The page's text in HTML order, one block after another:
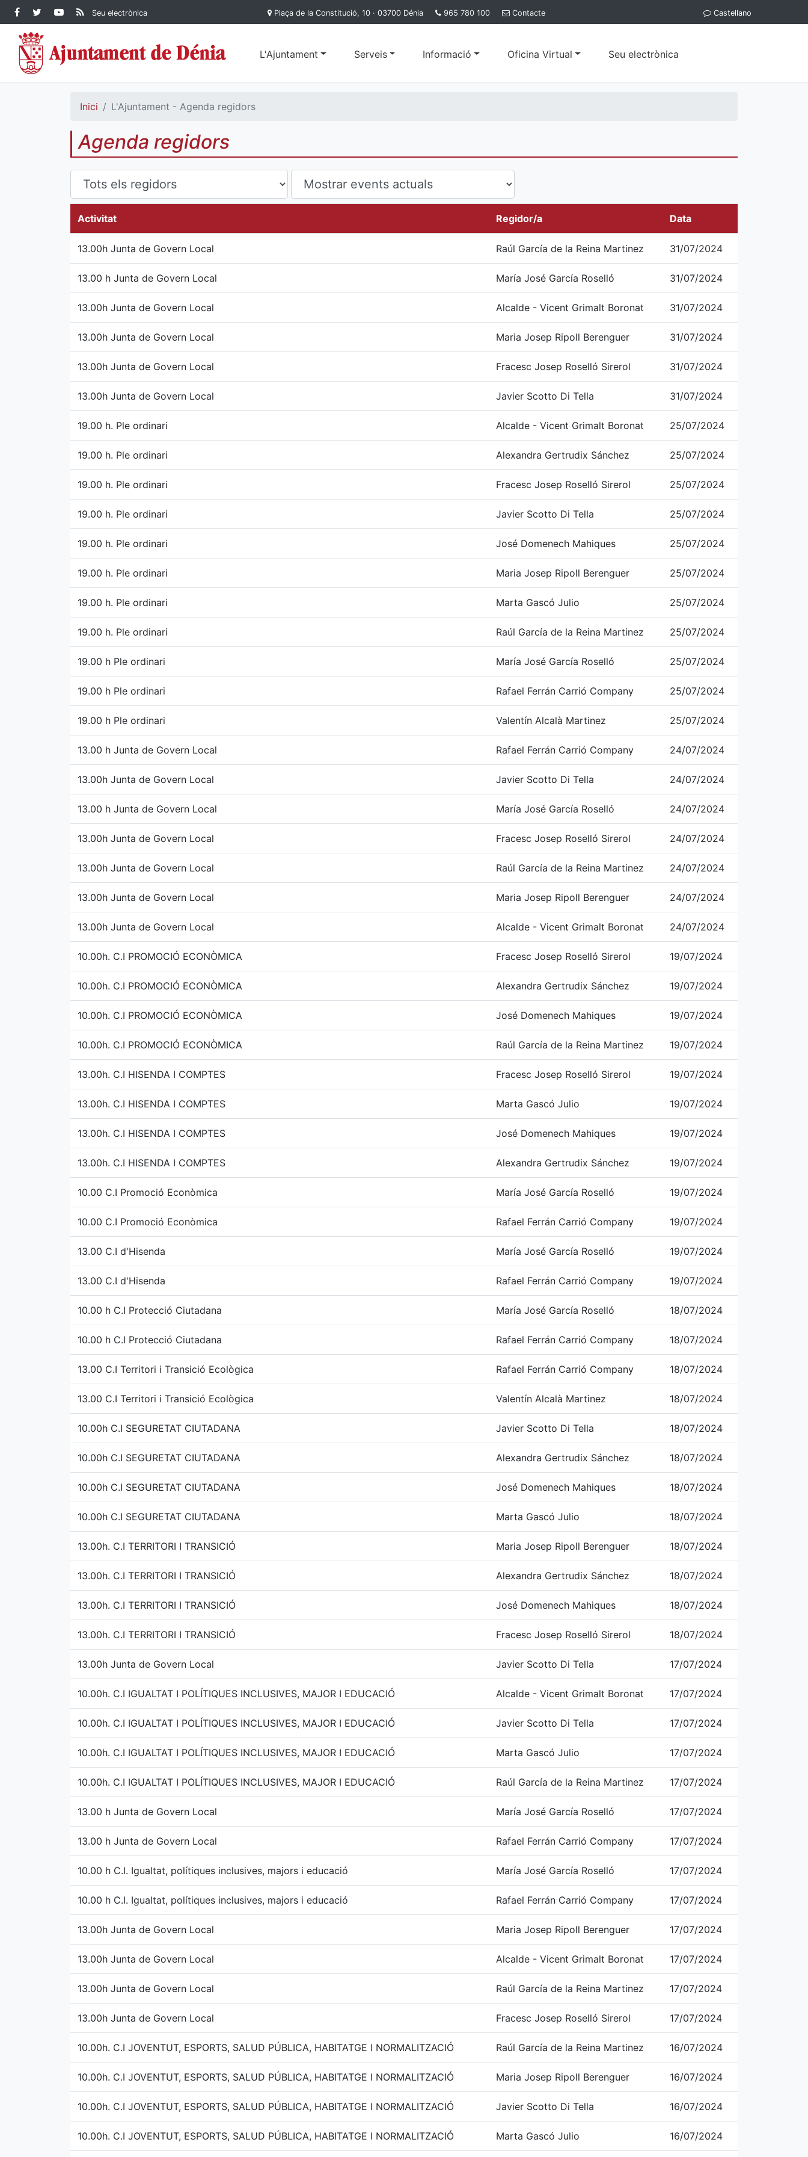
Contingut principal
Facebook Ajuntament de
Dénia
Twitter Ajuntament de
Dénia
YouTube Ajuntament
de Dénia
RSS Actualitat
Ajuntament de
Seu electrònica Plaça de la Constitució, 10 · 03700 Dénia 965 780 100 Contacte Castellano
L'Ajuntament Serveis Informació Oficina Virtual Seu electrònica
Inici L'Ajuntament - Agenda regidors
Agenda regidors
Activitat Regidor/a Data
13.00h Junta de Govern Local Raúl García de la Reina Martinez 31/07/2024
13.00 h Junta de Govern Local María José García Roselló 31/07/2024
13.00h Junta de Govern Local Alcalde - Vicent Grimalt Boronat 31/07/2024
13.00h Junta de Govern Local Maria Josep Ripoll Berenguer 31/07/2024
13.00h Junta de Govern Local Fracesc Josep Roselló Sirerol 31/07/2024
13.00h Junta de Govern Local Javier Scotto Di Tella 31/07/2024
19.00 h. Ple ordinari Alcalde - Vicent Grimalt Boronat 25/07/2024
19.00 h. Ple ordinari Alexandra Gertrudix Sánchez 25/07/2024
19.00 h. Ple ordinari Fracesc Josep Roselló Sirerol 25/07/2024
19.00 h. Ple ordinari Javier Scotto Di Tella 25/07/2024
19.00 h. Ple ordinari José Domenech Mahiques 25/07/2024
19.00 h. Ple ordinari Maria Josep Ripoll Berenguer 25/07/2024
19.00 h. Ple ordinari Marta Gascó Julio 25/07/2024
19.00 h. Ple ordinari Raúl García de la Reina Martinez 25/07/2024
19.00 h Ple ordinari María José García Roselló 25/07/2024
19.00 h Ple ordinari Rafael Ferrán Carrió Company 25/07/2024
19.00 h Ple ordinari Valentín Alcalà Martinez 25/07/2024
13.00 h Junta de Govern Local Rafael Ferrán Carrió Company 24/07/2024
13.00h Junta de Govern Local Javier Scotto Di Tella 24/07/2024
13.00 h Junta de Govern Local María José García Roselló 24/07/2024
13.00h Junta de Govern Local Fracesc Josep Roselló Sirerol 24/07/2024
13.00h Junta de Govern Local Raúl García de la Reina Martinez 24/07/2024
13.00h Junta de Govern Local Maria Josep Ripoll Berenguer 24/07/2024
13.00h Junta de Govern Local Alcalde - Vicent Grimalt Boronat 24/07/2024
10.00h. C.I PROMOCIÓ ECONÒMICA Fracesc Josep Roselló Sirerol 19/07/2024
10.00h. C.I PROMOCIÓ ECONÒMICA Alexandra Gertrudix Sánchez 19/07/2024
10.00h. C.I PROMOCIÓ ECONÒMICA José Domenech Mahiques 19/07/2024
10.00h. C.I PROMOCIÓ ECONÒMICA Raúl García de la Reina Martinez 19/07/2024
13.00h. C.I HISENDA I COMPTES Fracesc Josep Roselló Sirerol 19/07/2024
13.00h. C.I HISENDA I COMPTES Marta Gascó Julio 19/07/2024
13.00h. C.I HISENDA I COMPTES José Domenech Mahiques 19/07/2024
13.00h. C.I HISENDA I COMPTES Alexandra Gertrudix Sánchez 19/07/2024
10.00 C.I Promoció Econòmica María José García Roselló 19/07/2024
10.00 C.I Promoció Econòmica Rafael Ferrán Carrió Company 19/07/2024
13.00 C.I d'Hisenda María José García Roselló 19/07/2024
13.00 C.I d'Hisenda Rafael Ferrán Carrió Company 19/07/2024
10.00 h C.I Protecció Ciutadana María José García Roselló 18/07/2024
10.00 h C.I Protecció Ciutadana Rafael Ferrán Carrió Company 18/07/2024
13.00 C.I Territori i Transició Ecològica Rafael Ferrán Carrió Company 18/07/2024
13.00 C.I Territori i Transició Ecològica Valentín Alcalà Martinez 18/07/2024
10.00h C.I SEGURETAT CIUTADANA Javier Scotto Di Tella 18/07/2024
10.00h C.I SEGURETAT CIUTADANA Alexandra Gertrudix Sánchez 18/07/2024
10.00h C.I SEGURETAT CIUTADANA José Domenech Mahiques 18/07/2024
10.00h C.I SEGURETAT CIUTADANA Marta Gascó Julio 18/07/2024
13.00h. C.I TERRITORI I TRANSICIÓ Maria Josep Ripoll Berenguer 18/07/2024
13.00h. C.I TERRITORI I TRANSICIÓ Alexandra Gertrudix Sánchez 18/07/2024
13.00h. C.I TERRITORI I TRANSICIÓ José Domenech Mahiques 18/07/2024
13.00h. C.I TERRITORI I TRANSICIÓ Fracesc Josep Roselló Sirerol 18/07/2024
13.00h Junta de Govern Local Javier Scotto Di Tella 17/07/2024
10.00h. C.I IGUALTAT I POLÍTIQUES INCLUSIVES, MAJOR I EDUCACIÓ Alcalde - Vicent Grimalt Boronat 17/07/2024
10.00h. C.I IGUALTAT I POLÍTIQUES INCLUSIVES, MAJOR I EDUCACIÓ Javier Scotto Di Tella 17/07/2024
10.00h. C.I IGUALTAT I POLÍTIQUES INCLUSIVES, MAJOR I EDUCACIÓ Marta Gascó Julio 17/07/2024
10.00h. C.I IGUALTAT I POLÍTIQUES INCLUSIVES, MAJOR I EDUCACIÓ Raúl García de la Reina Martinez 17/07/2024
13.00 h Junta de Govern Local María José García Roselló 17/07/2024
13.00 h Junta de Govern Local Rafael Ferrán Carrió Company 17/07/2024
10.00 h C.I. Igualtat, polítiques inclusives, majors i educació María José García Roselló 17/07/2024
10.00 h C.I. Igualtat, polítiques inclusives, majors i educació Rafael Ferrán Carrió Company 17/07/2024
13.00h Junta de Govern Local Maria Josep Ripoll Berenguer 17/07/2024
13.00h Junta de Govern Local Alcalde - Vicent Grimalt Boronat 17/07/2024
13.00h Junta de Govern Local Raúl García de la Reina Martinez 17/07/2024
13.00h Junta de Govern Local Fracesc Josep Roselló Sirerol 17/07/2024
10.00h. C.I JOVENTUT, ESPORTS, SALUD PÚBLICA, HABITATGE I NORMALITZACIÓ Raúl García de la Reina Martinez 16/07/2024
10.00h. C.I JOVENTUT, ESPORTS, SALUD PÚBLICA, HABITATGE I NORMALITZACIÓ Maria Josep Ripoll Berenguer 16/07/2024
10.00h. C.I JOVENTUT, ESPORTS, SALUD PÚBLICA, HABITATGE I NORMALITZACIÓ Javier Scotto Di Tella 16/07/2024
10.00h. C.I JOVENTUT, ESPORTS, SALUD PÚBLICA, HABITATGE I NORMALITZACIÓ Marta Gascó Julio 16/07/2024